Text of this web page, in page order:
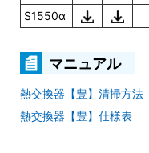
S1550α
マニュアル
熱交換器【豊】清掃方法
熱交換器【豊】仕様表